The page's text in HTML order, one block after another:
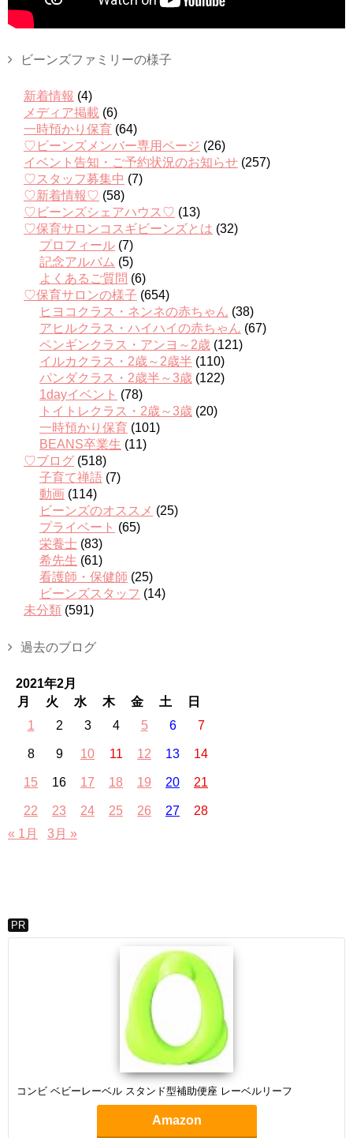
ビーンズファミリーの様子
新着情報 (4)
メディア掲載 (6)
一時預かり保育 (64)
♡ビーンズメンバー専用ページ (26)
イベント告知・ご予約状況のお知らせ (257)
♡スタッフ募集中 (7)
♡新着情報♡ (58)
♡ビーンズシェアハウス♡ (13)
♡保育サロンコスギビーンズとは (32)
プロフィール (7)
記念アルバム (5)
よくあるご質問 (6)
♡保育サロンの様子 (654)
ヒヨコクラス・ネンネの赤ちゃん (38)
アヒルクラス・ハイハイの赤ちゃん (67)
ペンギンクラス・アンヨ～2歳 (121)
イルカクラス・2歳～2歳半 (110)
パンダクラス・2歳半～3歳 (122)
1dayイベント (78)
トイトレクラス・2歳～3歳 (20)
一時預かり保育 (101)
BEANS卒業生 (11)
♡ブログ (518)
子育て禅語 (7)
動画 (114)
ビーンズのオススメ (25)
プライベート (65)
栄養士 (83)
希先生 (61)
看護師・保健師 (25)
ビーンズスタッフ (14)
未分類 (591)
過去のブログ
2021年2月
月
火 水 木 金 土
日
1
2 3 4 5 6 7
8 9 10 11 12 13 14
15 16 17 18 19 20 21
22 23 24 25 26 27
28
« 1月
3月 »
PR
コンビ ベビーレーベル スタンド型補助便座 レーベルリーフ
Amazon